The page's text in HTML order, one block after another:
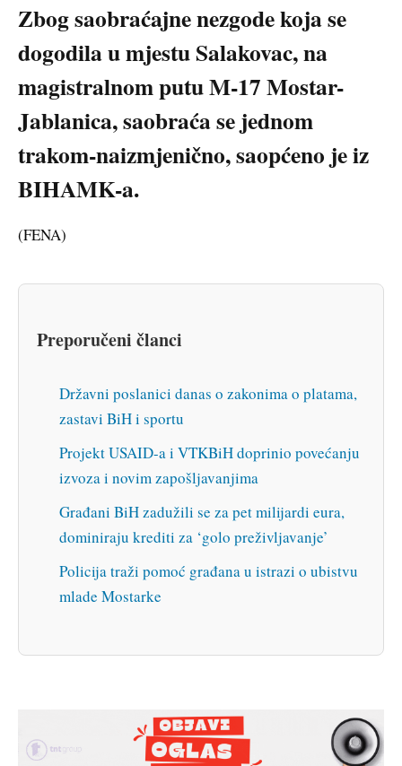
Zbog saobraćajne nezgode koja se
dogodila u mjestu Salakovac, na
magistralnom putu M-17 Mostar-
Jablanica, saobraća se jednom
trakom-naizmjenično, saopćeno je iz
BIHAMK-a.
(FENA)
Preporučeni članci
Državni poslanici danas o zakonima o platama,
zastavi BiH i sportu
Projekt USAID-a i VTKBiH doprinio povećanju
izvoza i novim zapošljavanjima
Građani BiH zadužili se za pet milijardi eura,
dominiraju krediti za ‘golo preživljavanje’
Policija traži pomoć građana u istrazi o ubistvu
mlade Mostarke